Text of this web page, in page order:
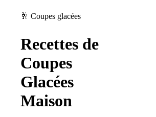
🥂 Coupes glacées
Recettes de
Coupes
Glacées
Maison